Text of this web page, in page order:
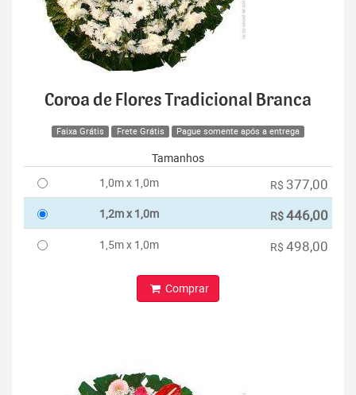
Coroa de Flores Tradicional Branca
Faixa Grátis Frete Grátis Pague somente após a entrega
Tamanhos
1,0m x 1,0m
R$ 377,00
1,2m x 1,0m R$446,00
1,5m x 1,0m R$ 498,00
Comprar